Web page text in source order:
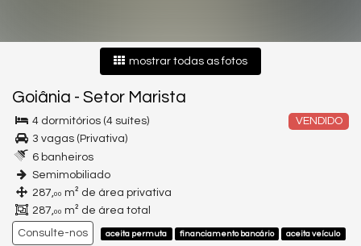
mostrar todas as fotos
Goiânia - Setor Marista
VENDIDO
4 dormitórios (4 suítes)
3 vagas (Privativa)
6 banheiros
Semimobiliado
287,00 m² de área privativa
287,00 m² de área total
Consulte-nos
aceita permuta financiamento bancário aceita veículo